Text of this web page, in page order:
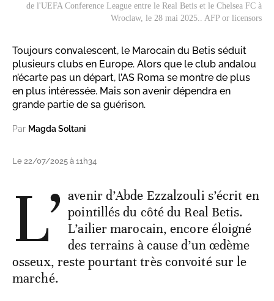
de l'UEFA Conference League entre le Real Betis et le Chelsea FC à
Wroclaw, le 28 mai 2025.. AFP or licensors
Toujours convalescent, le Marocain du Betis séduit
plusieurs clubs en Europe. Alors que le club andalou
n’écarte pas un départ, l’AS Roma se montre de plus
en plus intéressée. Mais son avenir dépendra en
grande partie de sa guérison.
Par Magda Soltani
Le 22/07/2025 à 11h34
L’ avenir d’Abde Ezzalzouli s’écrit en
pointillés du côté du Real Betis.
L’ailier marocain, encore éloigné
des terrains à cause d’un œdème
osseux, reste pourtant très convoité sur le
marché.